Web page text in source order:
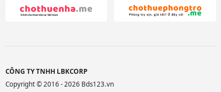
CÔNG TY TNHH LBKCORP
Copyright © 2016 - 2026 Bds123.vn